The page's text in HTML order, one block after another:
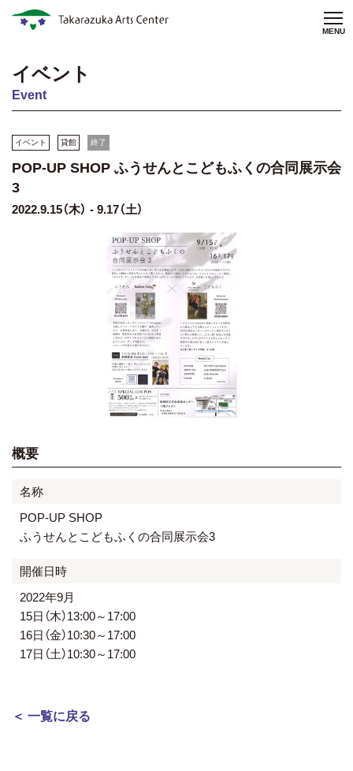
MENU
イベント
Event
イベント 貸館 終了
POP-UP SHOP ふうせんとこどもふくの合同展示会
3
2022.9.15（木） - 9.17（土）
概要
名称
POP-UP SHOP
ふうせんとこどもふくの合同展示会3
開催日時
2022年9月
15日（木）13:00～17:00
16日（金）10:30～17:00
17日（土）10:30～17:00
＜ 一覧に戻る